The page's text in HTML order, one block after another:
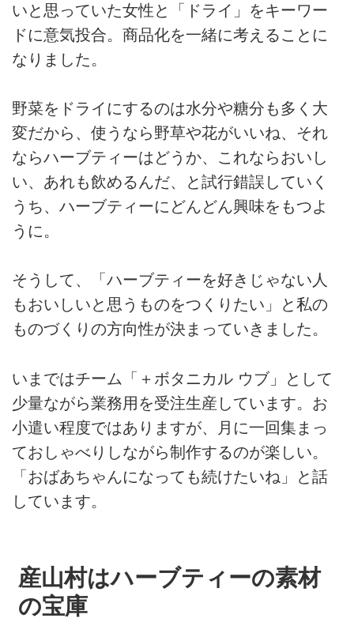
いと思っていた女性と「ドライ」をキーワー
ドに意気投合。商品化を一緒に考えることに
なりました。
野菜をドライにするのは水分や糖分も多く大
変だから、使うなら野草や花がいいね、それ
ならハーブティーはどうか、これならおいし
い、あれも飲めるんだ、と試行錯誤していく
うち、ハーブティーにどんどん興味をもつよ
うに。
そうして、「ハーブティーを好きじゃない人
もおいしいと思うものをつくりたい」と私の
ものづくりの方向性が決まっていきました。
いまではチーム「＋ボタニカル ウブ」として
少量ながら業務用を受注生産しています。お
小遣い程度ではありますが、月に一回集まっ
ておしゃべりしながら制作するのが楽しい。
「おばあちゃんになっても続けたいね」と話
しています。
産山村はハーブティーの素材
の宝庫